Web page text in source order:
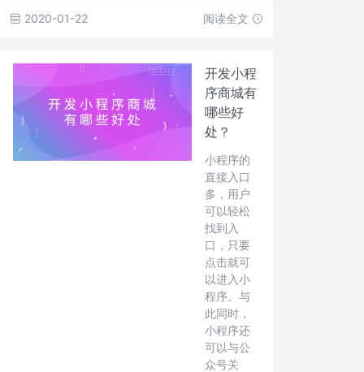
2020-01-22 阅读全文
开发小程
序商城有
哪些好
处？
小程序的
直接入口
多，用户
可以轻松
找到入
口，只要
点击就可
以进入小
程序。与
此同时，
小程序还
可以与公
众号关